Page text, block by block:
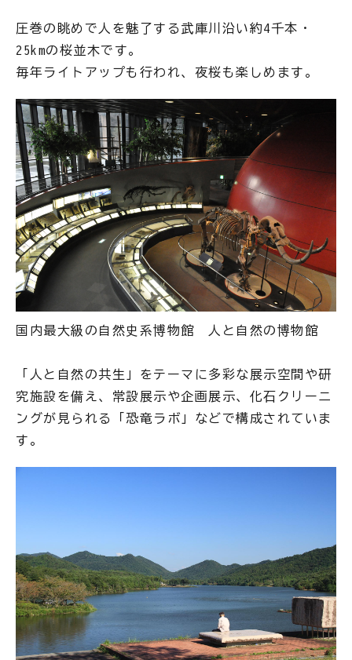
圧巻の眺めで人を魅了する武庫川沿い約4千本・
25kmの桜並木です。
毎年ライトアップも行われ、夜桜も楽しめます。
国内最大級の自然史系博物館 人と自然の博物館
「人と自然の共生」をテーマに多彩な展示空間や研
究施設を備え、常設展示や企画展示、化石クリーニ
ングが見られる「恐竜ラボ」などで構成されていま
す。